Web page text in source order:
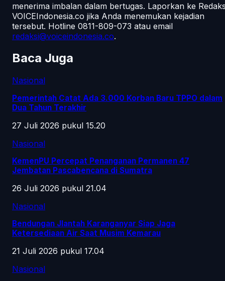
menerima imbalan dalam bertugas. Laporkan ke
VOICEIndonesia.co jika Anda menemukan kejadian
tersebut. Hotline 0811-809-073 atau email
redaksi@voiceindonesia.co.
Baca Juga
Nasional
Pemerintah Catat Ada 3.000 Korban Baru TPPO dalam
Dua Tahun Terakhir
27 Juli 2026 pukul 15.20
Nasional
KemenPU Percepat Penanganan Permanen 47
Jembatan Pascabencana di Sumatra
26 Juli 2026 pukul 21.04
Nasional
Bendungan Jlantah Karanganyar Siap Jaga
Ketersediaan Air Saat Musim Kemarau
21 Juli 2026 pukul 17.04
Nasional